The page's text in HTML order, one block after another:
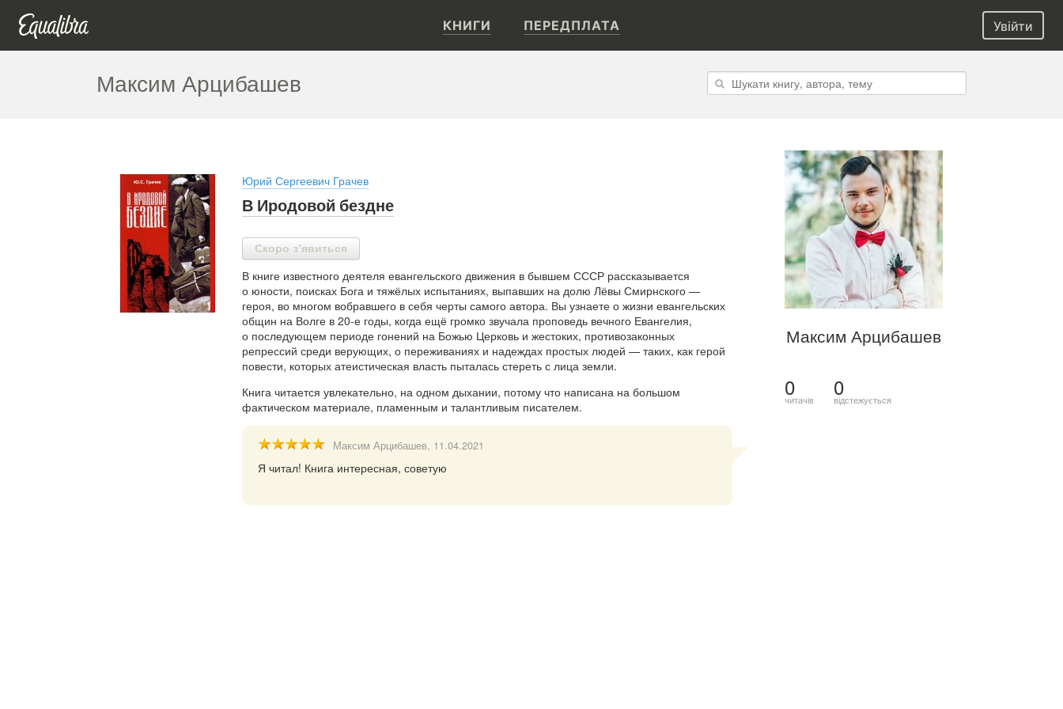
КНИГИ ПЕРЕДПЛАТА Увійти
Максим Арцибашев
Юрий Сергеевич Грачев
В Иродовой бездне
Скоро з’явиться
В книге известного деятеля евангельского движения в бывшем СССР рассказывается
о юности, поисках Бога и тяжёлых испытаниях, выпавших на долю Лёвы Смирнского —
героя, во многом вобравшего в себя черты самого автора. Вы узнаете о жизни евангельских
общин на Волге в 20-е годы, когда ещё громко звучала проповедь вечного Евангелия,
о последующем периоде гонений на Божью Церковь и жестоких, противозаконных
репрессий среди верующих, о переживаниях и надеждах простых людей — таких, как герой
повести, которых атеистическая власть пыталась стереть с лица земли.
Книга читается увлекательно, на одном дыхании, потому что написана на большом
фактическом материале, пламенным и талантливым писателем.
Максим Арцибашев, 11.04.2021
Я читал! Книга интересная, советую
Максим Арцибашев
0
читачів 0
відстежується